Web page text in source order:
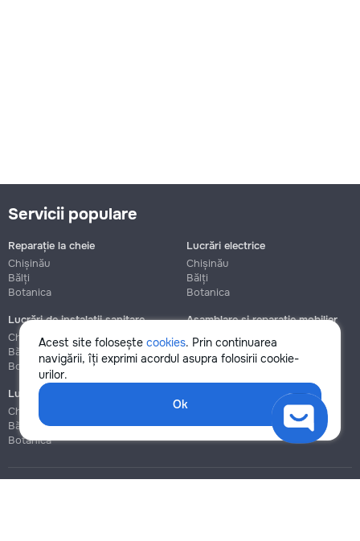
Acest site folosește cookies. Prin continuarea
navigării, îți exprimi acordul asupra folosirii cookie-
urilor.
Ok
Servicii populare
Reparație la cheie
Chișinău
Bălți
Botanica
Lucrări electrice
Chișinău
Bălți
Botanica
Lucrări de instalații sanitare
Chișinău
Bălți
Botanica
Asamblare și reparație mobilier
Chișinău
Botanica
Lucrări de construcție și instalare
Chișinău
Bălți
Botanica